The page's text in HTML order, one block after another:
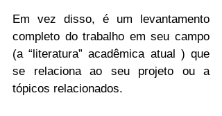
Em vez disso, é um levantamento
completo do trabalho em seu campo
(a “literatura” acadêmica atual ) que
se relaciona ao seu projeto ou a
tópicos relacionados.